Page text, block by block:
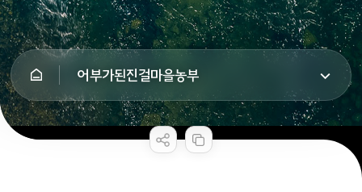
어부가된진걸마을농부
콘텐츠 만족도 조사